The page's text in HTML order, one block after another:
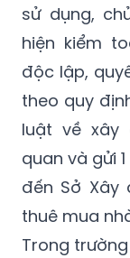
sử dụng,
hiện kiểm
độc lập,
theo quy
luật về xây
quan và gửi
đến Sở Xây
thuê mua
Trong